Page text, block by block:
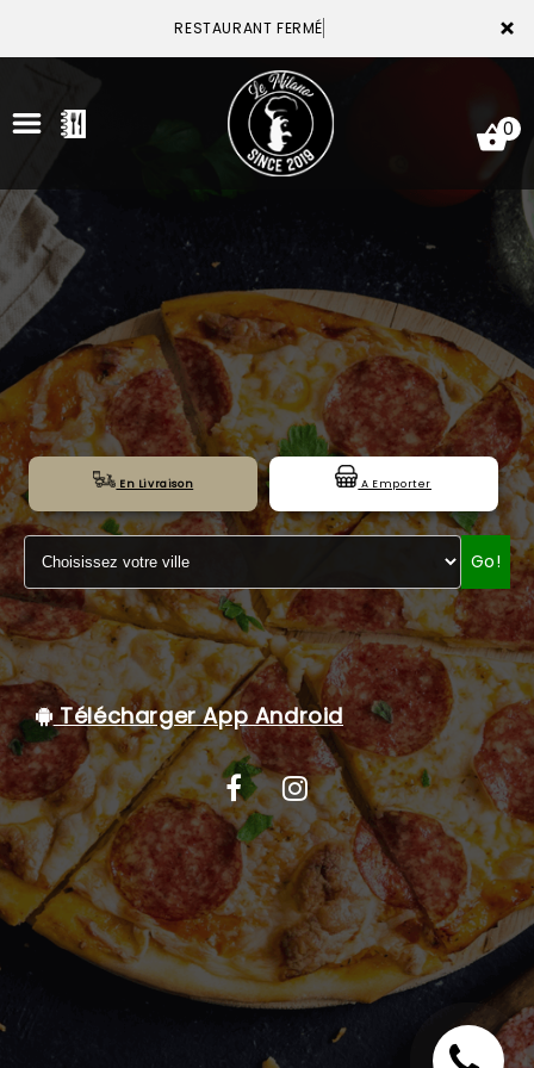
×
RESTAURANT FERMÉ
ACCUEIL
LA CARTE
VOTRE COMPTE
NOTRE RESTAURANT
VOS AVIS
MENTIONS LÉGALES
C.G.V
0
En Livraison A Emporter
Go!
Télécharger App Android